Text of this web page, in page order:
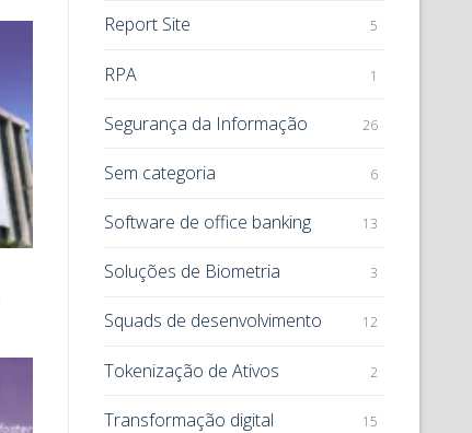
Report Site 5
RPA 1
Segurança da Informação 26
Sem categoria 6
Software de office banking 13
Soluções de Biometria 3
Squads de desenvolvimento 12
Tokenização de Ativos 2
Transformação digital 15